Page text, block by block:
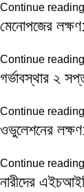
Continue reading
মেনোপজের
Continue reading
গর্ভাবস্থার ২
Continue reading
ওভুলেশনের
Continue reading
নারীদের